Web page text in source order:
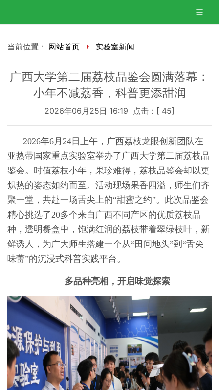
当前位置： 网站首页 实验室新闻
广西大学第二届荔枝品鉴会圆满落幕：
小年不减荔香，科普更添甜润
2026年06月25日 16:19 点击：[ 45]
2026年6月24日上午，广西荔枝龙眼创新团队在
亚热带国家重点实验室举办了广西大学第二届荔枝品
鉴会。时值荔枝小年，果珍难得，荔枝品鉴会却以更
炽热的姿态如约而至。活动现场果香四溢，师生们齐
聚一堂，共赴一场舌尖上的“甜蜜之约”。此次品鉴会
精心挑选了20多个来自广西不同产区的优质荔枝品
种，透明餐盒中，饱满红润的荔枝带着翠绿枝叶，新
鲜诱人，为广大师生搭建一个从“田间地头”到“舌尖
味蕾”的沉浸式科普实践平台。
多品种亮相，开启味觉探索